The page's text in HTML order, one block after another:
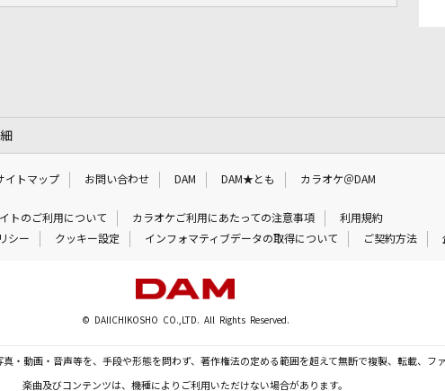
イトマップ お問い合わせ DAM DAM★とも カラオケ＠DAM
トのご利用について カラオケご利用にあたっての注意事項
利用規約
シー クッキー設定 インフォマティブデータの取得について ご契約方法
© DAIICHIKOSHO CO.,LTD. All Rights Reserved.
・動画・音声等を、手段や形態を問わず、著作権法の定める範囲を超えて無断で複製、転載、フ
楽曲及びコンテンツは、機種によりご利用いただけない場合があります。